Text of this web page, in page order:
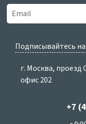
Подписывайтесь
г. Москва,
офис 202
+7